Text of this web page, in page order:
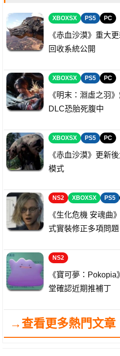
XBOXSX PS5 PC
《赤血沙漠》重大
回收系統公開
XBOXSX PS5 PC
《明末：淵虛之羽
DLC恐胎死腹中
XBOXSX PS5 PC
《赤血沙漠》更新
模式
NS2 XBOXSX PS5
《生化危機 安魂曲
式實裝修正多項問題
NS2
《寶可夢：
堂確認近期推補丁
→查看更多熱門文章